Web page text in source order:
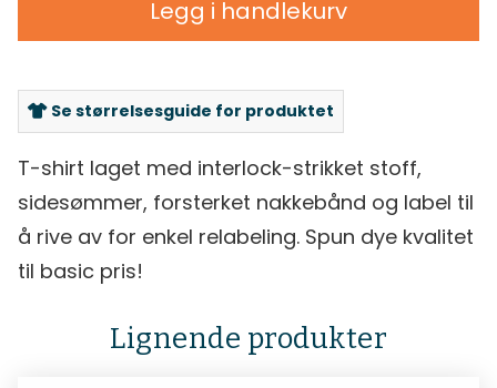
Legg i handlekurv
Se størrelsesguide for produktet
T-shirt laget med interlock-strikket stoff,
sidesømmer, forsterket nakkebånd og label til
å rive av for enkel relabeling. Spun dye kvalitet
til basic pris!
Lignende produkter